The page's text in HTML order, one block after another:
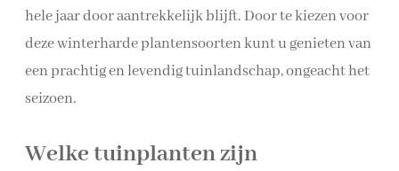
hele jaar door aantrekkelijk blijft. Door te kiezen voor
deze winterharde plantensoorten kunt u genieten van
een prachtig en levendig tuinlandschap, ongeacht het
seizoen.
Welke tuinplanten zijn